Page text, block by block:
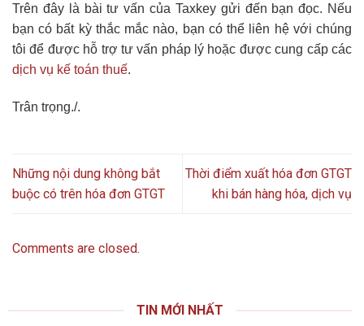
Trên đây là bài tư vấn của Taxkey gửi đến bạn đọc. Nếu
bạn có bất kỳ thắc mắc nào, bạn có thể liên hệ với chúng
tôi để được hỗ trợ tư vấn pháp lý hoặc được cung cấp các
dịch vụ kế toán thuế.
Trân trọng./.
Những nội dung không bắt
buộc có trên hóa đơn GTGT
Thời điểm xuất hóa đơn GTGT
khi bán hàng hóa, dịch vụ
Comments are closed.
TIN MỚI NHẤT